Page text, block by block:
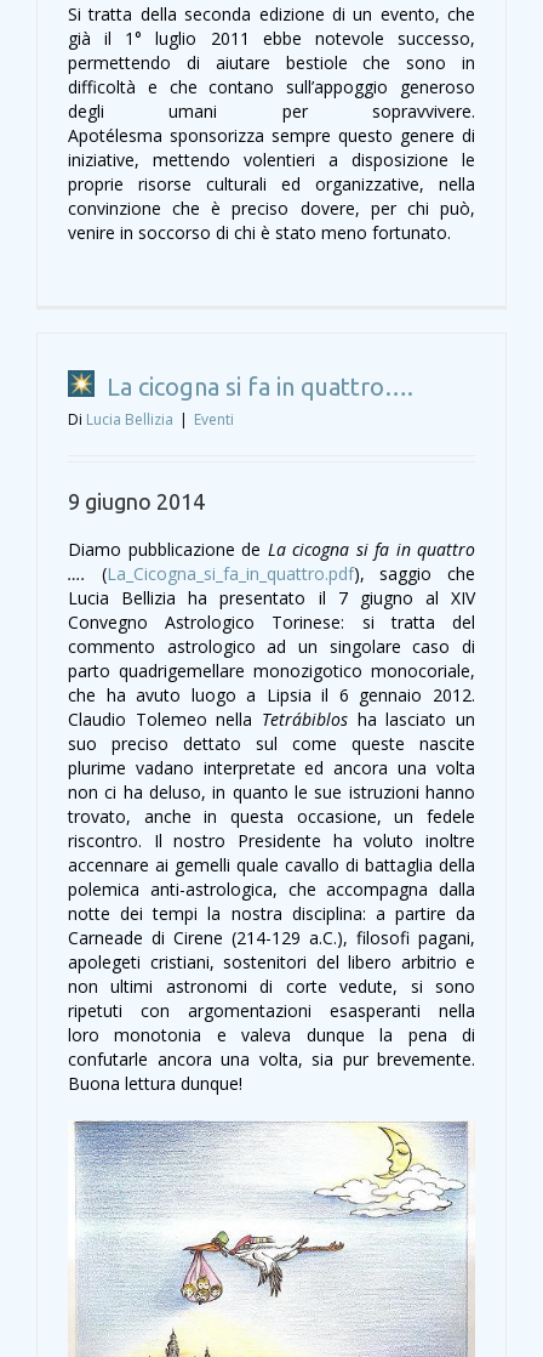
Si tratta della seconda edizione di un evento, che
già il 1° luglio 2011 ebbe notevole successo,
permettendo di aiutare bestiole che sono in
difficoltà e che contano sull’appoggio generoso
degli umani per sopravvivere.
Apotélesma sponsorizza sempre questo genere di
iniziative, mettendo volentieri a disposizione le
proprie risorse culturali ed organizzative, nella
convinzione che è preciso dovere, per chi può,
venire in soccorso di chi è stato meno fortunato.
La cicogna si fa in quattro….
Di Lucia Bellizia | Eventi
9 giugno 2014
Diamo pubblicazione de La cicogna si fa in quattro
….
(La_Cicogna_si_fa_in_quattro.pdf), saggio che
Lucia Bellizia ha presentato il 7 giugno al XIV
Convegno Astrologico Torinese: si tratta del
commento astrologico ad un singolare caso di
parto quadrigemellare monozigotico monocoriale,
che ha avuto luogo a Lipsia il 6 gennaio 2012.
Claudio Tolemeo nella Tetrábiblos ha lasciato un
suo preciso dettato sul come queste nascite
plurime vadano interpretate ed ancora una volta
non ci ha deluso, in quanto le sue istruzioni hanno
trovato, anche in questa occasione, un fedele
riscontro. Il nostro Presidente ha voluto inoltre
accennare ai gemelli quale cavallo di battaglia della
polemica anti-astrologica, che accompagna dalla
notte dei tempi la nostra disciplina: a partire da
Carneade di Cirene (214-129 a.C.), filosofi pagani,
apolegeti cristiani, sostenitori del libero arbitrio e
non ultimi astronomi di corte vedute, si sono
ripetuti con argomentazioni esasperanti nella
loro monotonia e valeva dunque la pena di
confutarle ancora una volta, sia pur brevemente.
Buona lettura dunque!